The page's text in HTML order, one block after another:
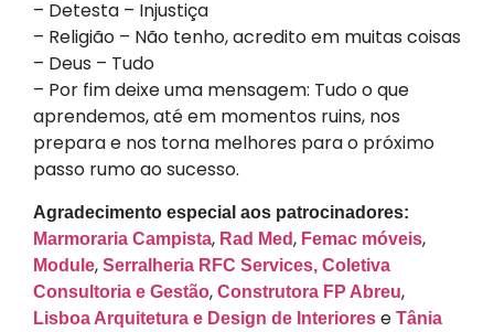
– Detesta – Injustiça
– Religião – Não tenho, acredito em muitas coisas
– Deus – Tudo
– Por fim deixe uma mensagem: Tudo o que
aprendemos, até em momentos ruins, nos
prepara e nos torna melhores para o próximo
passo rumo ao sucesso.
Agradecimento especial aos patrocinadores:
Marmoraria Campista, Rad Med, Femac móveis,
Module, Serralheria RFC Services, Coletiva
Consultoria e Gestão, Construtora FP Abreu,
Lisboa Arquitetura e Design de Interiores e Tânia